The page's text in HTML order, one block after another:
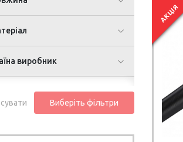
виробник
Виберіть фільтри
АКЦІЯ